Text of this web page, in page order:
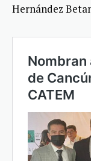
Hernández